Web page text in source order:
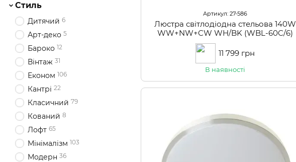
Артикул: 27-586
Люстра світлодіодна стельова 140W
WW+NW+CW WH/BK (WBL-60C/6)
11 799 грн
В наявності
Стиль
Дитячий 6
Арт-деко 5
Бароко 12
Вінтаж 31
Економ 106
Кантрі 22
Класичний 79
Кований 8
Лофт 65
Мінімалізм 103
Модерн 36